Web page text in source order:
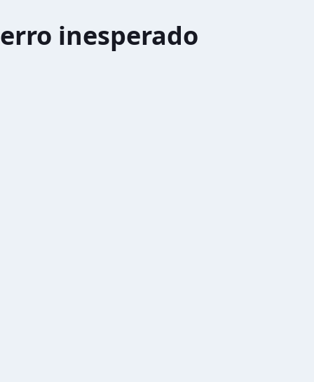
erro inesperado